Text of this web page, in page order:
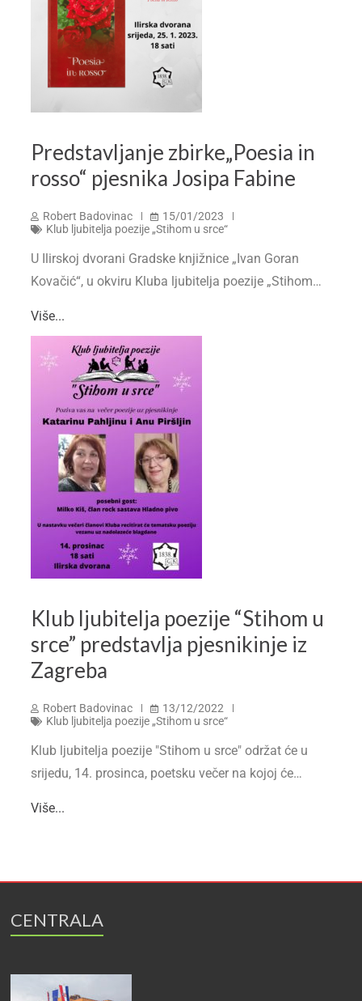
Predstavljanje zbirke„Poesia in
rosso“ pjesnika Josipa Fabine
Robert Badovinac
15/01/2023
Klub ljubitelja poezije „Stihom u srce“
U Ilirskoj dvorani Gradske knjižnice „Ivan Goran
Kovačić“, u okviru Kluba ljubitelja poezije „Stihom…
Više...
Klub ljubitelja poezije “Stihom u
srce” predstavlja pjesnikinje iz
Zagreba
Robert Badovinac
13/12/2022
Klub ljubitelja poezije „Stihom u srce“
Klub ljubitelja poezije "Stihom u srce" održat će u
srijedu, 14. prosinca, poetsku večer na kojoj će…
Više...
CENTRALA